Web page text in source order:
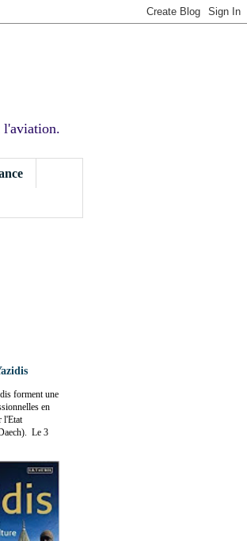
l'aviation.
forment une
en
l'Etat
Le 3